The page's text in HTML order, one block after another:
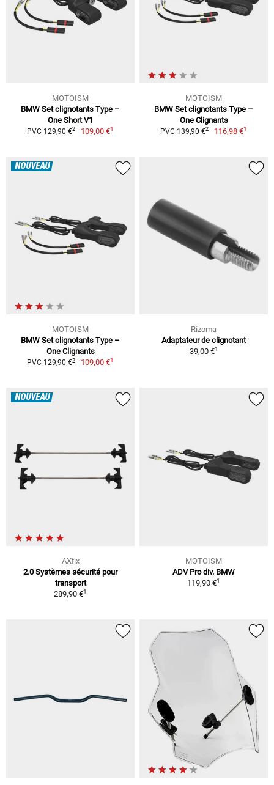
MOTOISM
BMW Set clignotants Type –
One Short V1
PVC 129,90 €2 109,00 €1
MOTOISM
BMW Set clignotants Type –
One Clignants
PVC 139,90 €2 116,98 €1
NOUVEAU
MOTOISM
BMW Set clignotants Type –
One Clignants
PVC 129,90 €2 109,00 €1
Rizoma
Adaptateur de clignotant
39,00 €1
NOUVEAU
AXfix
2.0 Systèmes sécurité pour
transport
289,90 €1
MOTOISM
ADV Pro div. BMW
119,90 €1